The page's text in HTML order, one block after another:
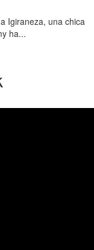
Igiraneza, una chica
ha...